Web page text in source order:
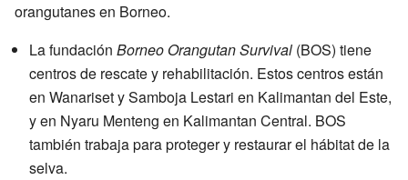
orangutanes en Borneo.
La fundación Borneo Orangutan Survival (BOS) tiene
centros de rescate y rehabilitación. Estos centros están
en Wanariset y Samboja Lestari en Kalimantan del Este,
y en Nyaru Menteng en Kalimantan Central. BOS
también trabaja para proteger y restaurar el hábitat de la
selva.